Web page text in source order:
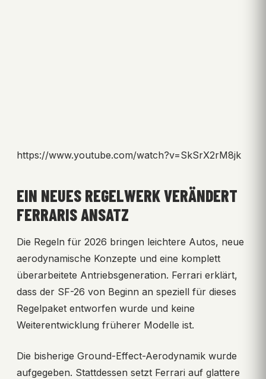
https://www.youtube.com/watch?v=SkSrX2rM8jk
EIN NEUES REGELWERK VERÄNDERT
FERRARIS ANSATZ
Die Regeln für 2026 bringen leichtere Autos, neue
aerodynamische Konzepte und eine komplett
überarbeitete Antriebsgeneration. Ferrari erklärt,
dass der SF-26 von Beginn an speziell für dieses
Regelpaket entworfen wurde und keine
Weiterentwicklung früherer Modelle ist.
Die bisherige Ground-Effect-Aerodynamik wurde
aufgegeben. Stattdessen setzt Ferrari auf glattere